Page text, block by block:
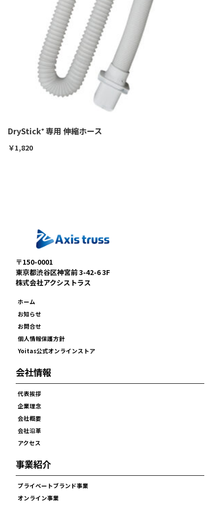
DryStick⁺ 専用 伸縮ホース
￥1,820
〒150-0001
東京都渋谷区神宮前 3-42-6 3F
株式会社アクシストラス
ホーム
お知らせ
お問合せ
個人情報保護方針
Yoitas公式オンラインストア
会社情報
代表挨拶
企業理念
会社概要
会社沿革
アクセス
事業紹介
プライベートブランド事業
オンライン事業